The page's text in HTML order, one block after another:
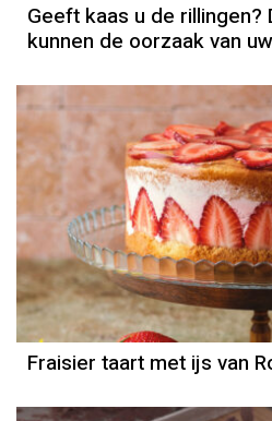
Geeft kaas u de rillingen?
kunnen de oorzaak van
Fraisier taart met ijs van